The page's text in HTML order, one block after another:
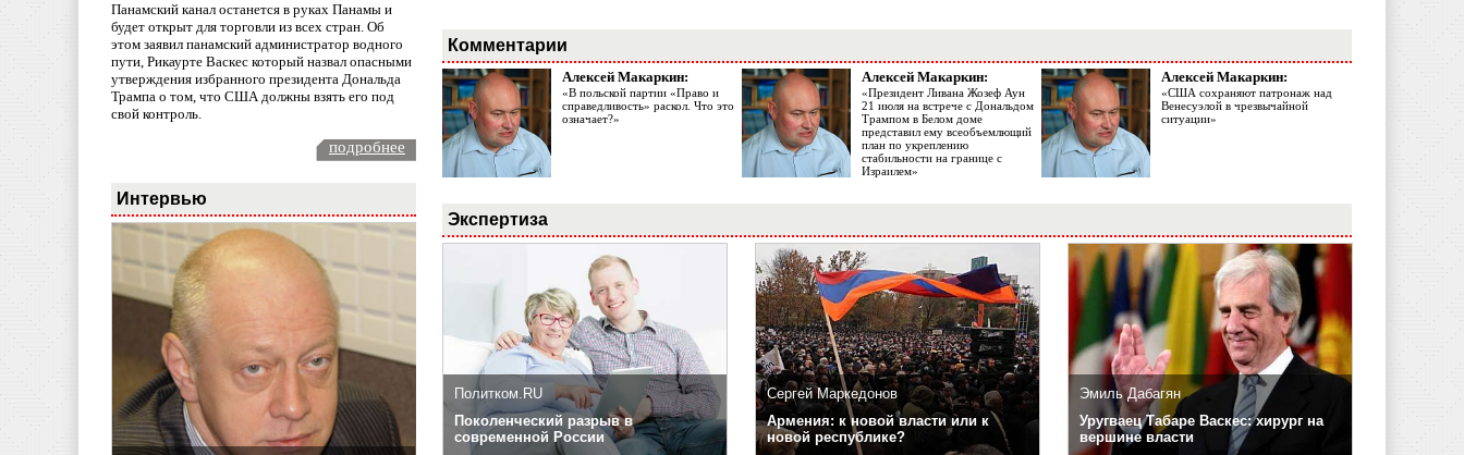
Панамский канал останется в руках Панамы и
будет открыт для торговли из всех стран. Об
этом заявил панамский администратор водного
пути, Рикаурте Васкес который назвал опасными
утверждения избранного президента Дональда
Трампа о том, что США должны взять его под
свой контроль.
подробнее
Интервью
Комментарии
Алексей Макаркин:
«В польской партии «Право и
справедливость» раскол. Что это
означает?»
Алексей Макаркин:
«Президент Ливана Жозеф Аун
21 июля на встрече с Дональдом
Трампом в Белом доме
представил ему всеобъемлющий
план по укреплению
стабильности на границе с
Израилем»
Алексей Макаркин:
«США сохраняют патронаж над
Венесуэлой в чрезвычайной
ситуации»
Экспертиза
Политком.RU
Поколенческий разрыв в
современной России
Сергей Маркедонов
Армения: к новой власти или к
новой республике?
Эмиль Дабагян
Уругваец Табаре Васкес: хирург на
вершине власти